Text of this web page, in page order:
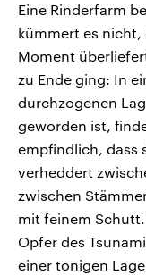
Eine Rinderfarm
kümmert es nicht,
Moment
zu Ende ging: In
durchzogenen
geworden ist,
empfindlich, dass
verheddert
zwischen
mit feinem
Opfer des
einer tonigen